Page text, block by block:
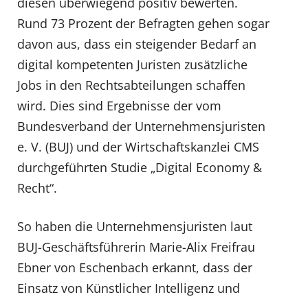
Rund 73 Prozent der Befragten gehen sogar
davon aus, dass ein steigender Bedarf an
digital kompetenten Juristen zusätzliche
Jobs in den Rechtsabteilungen schaffen
wird. Dies sind Ergebnisse der vom
Bundesverband der Unternehmensjuristen
e. V. (BUJ) und der Wirtschaftskanzlei CMS
durchgeführten Studie „Digital Economy &
Recht“.
So haben die Unternehmensjuristen laut
BUJ-Geschäftsführerin Marie-Alix Freifrau
Ebner von Eschenbach erkannt, dass der
Einsatz von Künstlicher Intelligenz und